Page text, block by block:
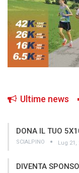
Ultime news
DONA IL TUO
SCIALPINO Lug 21,
DIVENTA